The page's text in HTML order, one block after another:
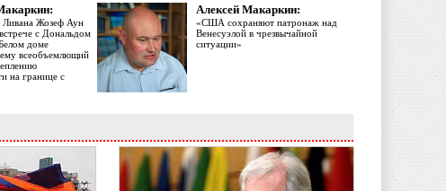
Ливана Жозеф Аун
с Дональдом
доме
ему всеобъемлющий
на границе с
Алексей Макаркин:
«США сохраняют патронаж над
Венесуэлой в чрезвычайной
ситуации»